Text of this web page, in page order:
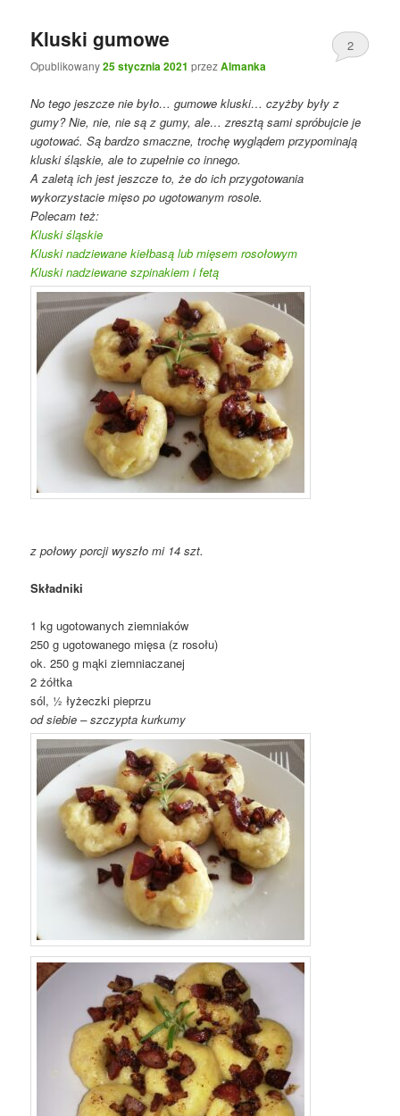
Kluski gumowe
Opublikowany25 stycznia 2021 przezAlmanka
2
No tego jeszcze nie było… gumowe kluski… czyżby były z
gumy? Nie, nie, nie są z gumy, ale… zresztą sami spróbujcie je
ugotować. Są bardzo smaczne, trochę wyglądem przypominają
kluski śląskie, ale to zupełnie co innego.
A zaletą ich jest jeszcze to, że do ich przygotowania
wykorzystacie mięso po ugotowanym rosole.
Polecam też:
Kluski śląskie
Kluski nadziewane kiełbasą lub mięsem rosołowym
Kluski nadziewane szpinakiem i fetą
z połowy porcji wyszło mi 14 szt.
Składniki
1 kg ugotowanych ziemniaków
250 g ugotowanego mięsa (z rosołu)
ok. 250 g mąki ziemniaczanej
2 żółtka
sól, ½ łyżeczki pieprzu
od siebie – szczypta kurkumy